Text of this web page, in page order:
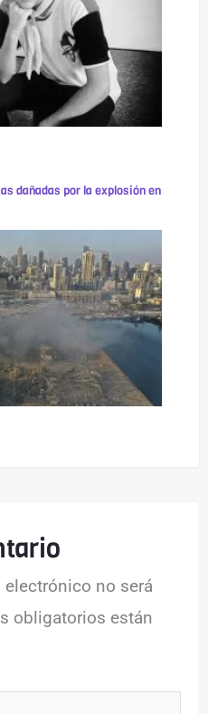
dañadas por la explosión en
no será
obligatorios están